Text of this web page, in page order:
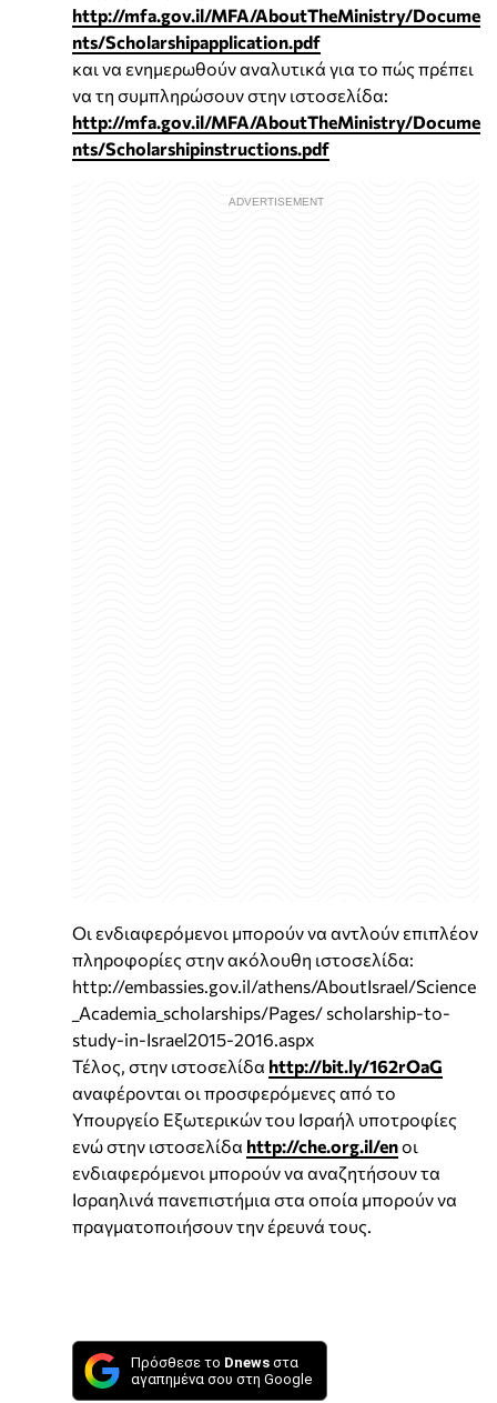
http://mfa.gov.il/MFA/AboutTheMinistry/Docume
nts/Scholarshipapplication.pdf
και να ενημερωθούν αναλυτικά για το πώς πρέπει
να τη συμπληρώσουν στην ιστοσελίδα:
http://mfa.gov.il/MFA/AboutTheMinistry/Docume
nts/Scholarshipinstructions.pdf
Οι ενδιαφερόμενοι μπορούν να αντλούν επιπλέον
πληροφορίες στην ακόλουθη ιστοσελίδα:
http://embassies.gov.il/athens/AboutIsrael/Science
_Academia_scholarships/Pages/ scholarship-to-
study-in-Israel2015-2016.aspx
Τέλος, στην ιστοσελίδα http://bit.ly/162rOaG
αναφέρονται οι προσφερόμενες από το
Υπουργείο Εξωτερικών του Ισραήλ υποτροφίες
ενώ στην ιστοσελίδα http://che.org.il/enοι
ενδιαφερόμενοι μπορούν να αναζητήσουν τα
Ισραηλινά πανεπιστήμια στα οποία μπορούν να
πραγματοποιήσουν την έρευνά τους.
Πρόσθεσε το Dnews στα
αγαπημένα σου στη Google